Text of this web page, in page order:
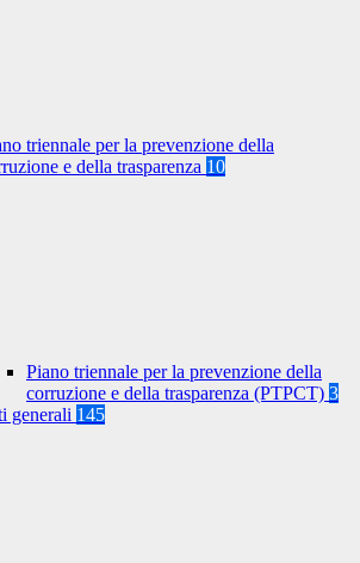
triennale per la prevenzione della
e della trasparenza 10
Piano triennale per la prevenzione della
corruzione e della trasparenza (PTPCT) 3
generali 145